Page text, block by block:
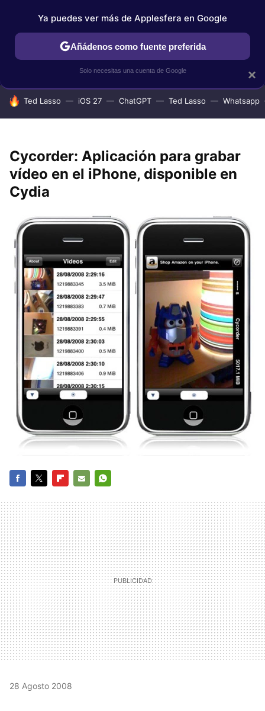
IPHONE TUTORIALES APPLESFERA SELECCIÓN
HOY SE HABLA DE
Ted Lasso iOS 27 ChatGPT Ted Lasso Whatsapp
Cycorder: Aplicación para grabar
vídeo en el iPhone, disponible en
Cydia
MAIL
28 Agosto 2008
×
Ya puedes ver más de Applesfera en Google
Añádenos como fuente preferida
Solo necesitas una cuenta de Google